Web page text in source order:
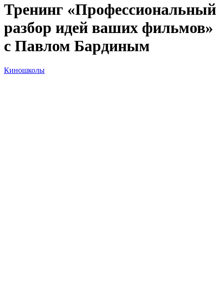
Тренинг «Профессиональный
разбор идей ваших фильмов»
с Павлом Бардиным
Киношколы